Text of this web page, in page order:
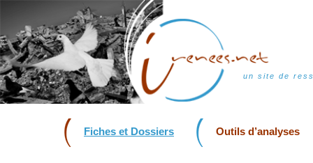
un site de
Fiches et Dossiers Outils d’analyses